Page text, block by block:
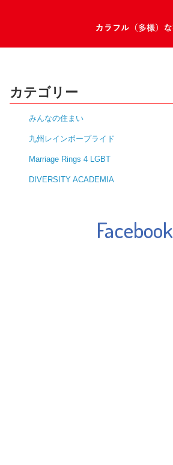
カテゴリー
みんなの住まい
九州レインボープライド
Marriage Rings 4 LGBT
DIVERSITY ACADEMIA
Facebook